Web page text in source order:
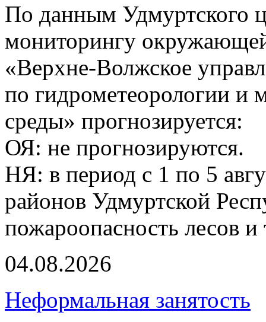
По данным Удмуртского
мониторингу
«Верхне-Волжское
по гидрометеорологии
среды» прогнозируется:
ОЯ: не прогнозируются.
НЯ: в период с 1 по 5
районов Удмуртской
пожароопасность лесов
04.08.2026
Неформальная занятость